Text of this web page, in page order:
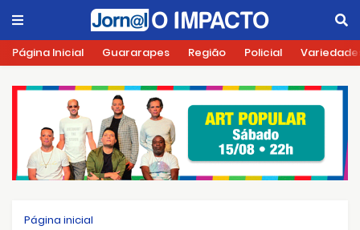
Página Inicial Guararapes Região Policial
Página inicial